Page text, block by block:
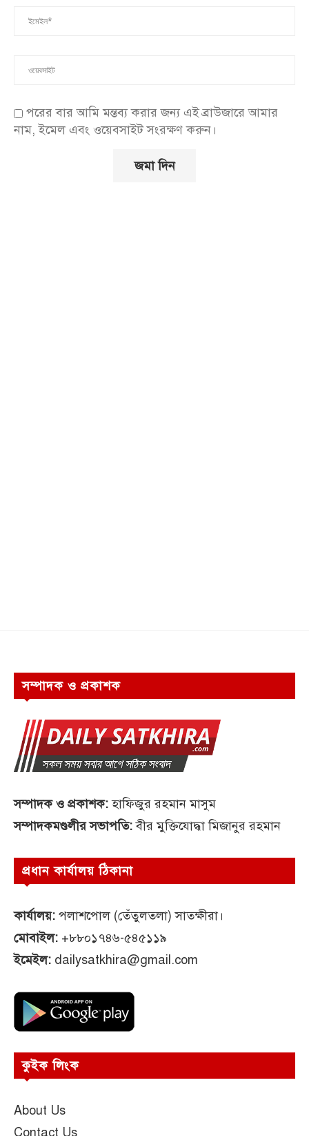
পরের বার আমি মন্তব্য করার জন্য এই ব্রাউজারে আমার
নাম, ইমেল এবং ওয়েবসাইট সংরক্ষণ করুন।
সম্পাদক ও প্রকাশক
সম্পাদক ও প্রকাশক:হাফিজুর রহমান মাসুম
সম্পাদকমণ্ডলীর সভাপতি:বীর মুক্তিযোদ্ধা মিজানুর রহমান
প্রধান কার্যালয় ঠিকানা
কার্যালয়: পলাশপোল (তেঁতুলতলা) সাতক্ষীরা।
মোবাইল: +৮৮০১৭৪৬-৫৪৫১১৯
ইমেইল: dailysatkhira@gmail.com
কুইক লিংক
About Us
Contact Us